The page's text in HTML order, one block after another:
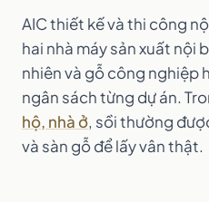
AIC thiết kế và thi công
hai nhà máy sản xuất nội
nhiên và gỗ công nghiệp
ngân sách từng dự án.
hộ, nhà ở, sồi thường
và sàn gỗ để lấy vân thật.